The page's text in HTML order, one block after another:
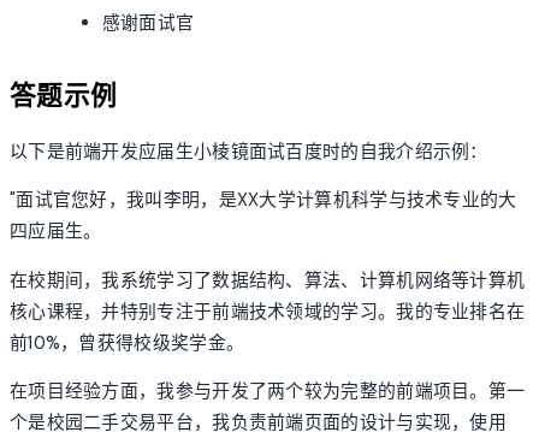
感谢面试官
答题示例
以下是前端开发应届生小棱镜面试百度时的自我介绍示例：
"面试官您好，我叫李明，是XX大学计算机科学与技术专业的大
四应届生。
在校期间，我系统学习了数据结构、算法、计算机网络等计算机
核心课程，并特别专注于前端技术领域的学习。我的专业排名在
前10%，曾获得校级奖学金。
在项目经验方面，我参与开发了两个较为完整的前端项目。第一
个是校园二手交易平台，我负责前端页面的设计与实现，使用